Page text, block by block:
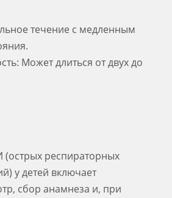
течение с медленным
Может длиться от двух до
(острых респираторных
у детей включает
сбор анамнеза и, при